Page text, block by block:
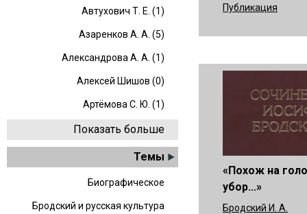
Автухович Т. Е. (1)
Азаренков А. А. (5)
Александрова А. А. (1)
Алексей Шишов (0)
Артёмова С. Ю. (1)
Показать больше
Темы
Биографическое
Бродский и русская культура
Публикация
«Похож на
убор...»
Бродский И. А.